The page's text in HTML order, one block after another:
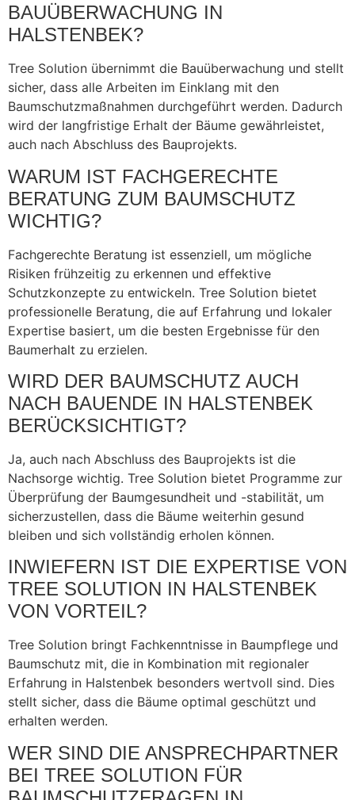
BAUÜBERWACHUNG IN
HALSTENBEK?
Tree Solution übernimmt die Bauüberwachung und stellt
sicher, dass alle Arbeiten im Einklang mit den
Baumschutzmaßnahmen durchgeführt werden. Dadurch
wird der langfristige Erhalt der Bäume gewährleistet,
auch nach Abschluss des Bauprojekts.
WARUM IST FACHGERECHTE
BERATUNG ZUM BAUMSCHUTZ
WICHTIG?
Fachgerechte Beratung ist essenziell, um mögliche
Risiken frühzeitig zu erkennen und effektive
Schutzkonzepte zu entwickeln. Tree Solution bietet
professionelle Beratung, die auf Erfahrung und lokaler
Expertise basiert, um die besten Ergebnisse für den
Baumerhalt zu erzielen.
WIRD DER BAUMSCHUTZ AUCH
NACH BAUENDE IN HALSTENBEK
BERÜCKSICHTIGT?
Ja, auch nach Abschluss des Bauprojekts ist die
Nachsorge wichtig. Tree Solution bietet Programme zur
Überprüfung der Baumgesundheit und -stabilität, um
sicherzustellen, dass die Bäume weiterhin gesund
bleiben und sich vollständig erholen können.
INWIEFERN IST DIE EXPERTISE VON
TREE SOLUTION IN HALSTENBEK
VON VORTEIL?
Tree Solution bringt Fachkenntnisse in Baumpflege und
Baumschutz mit, die in Kombination mit regionaler
Erfahrung in Halstenbek besonders wertvoll sind. Dies
stellt sicher, dass die Bäume optimal geschützt und
erhalten werden.
WER SIND DIE ANSPRECHPARTNER
BEI TREE SOLUTION FÜR